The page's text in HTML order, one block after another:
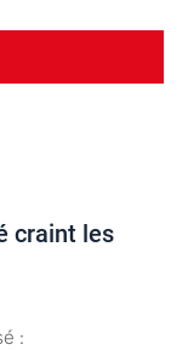
craint les
: